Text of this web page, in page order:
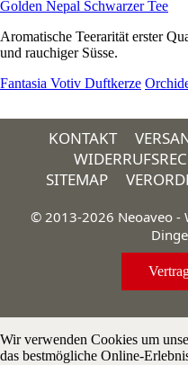
Golden Nepal Schwarzer Tee
Aromatische Teerarität erster
und rauchiger Süsse.
Fantasia Votiv Duftkerze
KONTAKT
SITEMAP
© 2013-2026 Neoaveo -
Wir verwenden Cookies um
das bestmögliche Online-